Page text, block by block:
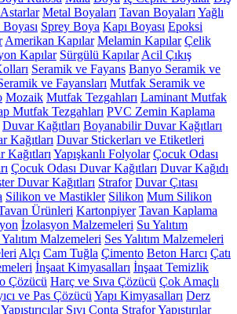
Astarlar Metal Boyaları Tavan Boyaları Yağlı
Boyası Sprey Boya Kapı Boyası Epoksi
Amerikan Kapılar Melamin Kapılar Çelik
Kapılar Sürgülü Kapılar Acil Çıkış
Seramik ve Fayans Banyo Seramik ve
ve Fayansları Mutfak Seramik ve
Mozaik Mutfak Tezgahları Laminant Mutfak
Mutfak Tezgahları PVC Zemin Kaplama
Duvar Kağıtları Boyanabilir Duvar Kağıtları
Kağıtları Duvar Stickerları ve Etiketleri
Yapışkanlı Folyolar Çocuk Odası
Çocuk Odası Duvar Kağıtları Duvar Kağıdı
Duvar Kağıtları Strafor Duvar Çıtası
Silikon ve Mastikler Silikon Mum Silikon
Ürünleri Kartonpiyer Tavan Kaplama
İzolasyon Malzemeleri Su Yalıtım
Yalıtım Malzemeleri Ses Yalıtım Malzemeleri
Alçı Cam Tuğla Çimento Beton Harcı Çatı
İnşaat Kimyasalları İnşaat Temizlik
Çözücü Harç ve Sıva Çözücü Çok Amaçlı
ve Pas Çözücü Yapı Kimyasalları Derz
Sıvı Conta Strafor Yapıştırılar